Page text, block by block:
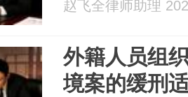
赵飞全律师助理
外籍人员组
境案的缓刑